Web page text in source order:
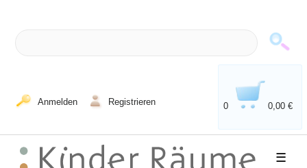
Anmelden Registrieren 0 0,00 €
☰